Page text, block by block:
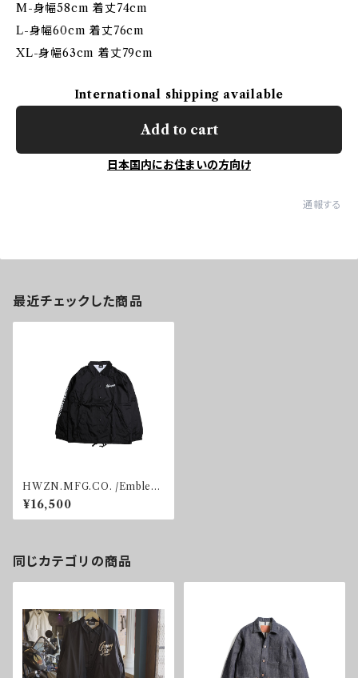
M-身幅58cm 着丈74cm
L-身幅60cm 着丈76cm
XL-身幅63cm 着丈79cm
International shipping available
Add to cart
日本国内にお住まいの方向け
通報する
最近チェックした商品
HWZN.MFG.CO. /Emblem
Logo Coach Jacket
¥16,500
同じカテゴリの商品